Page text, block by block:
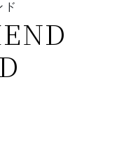
ド